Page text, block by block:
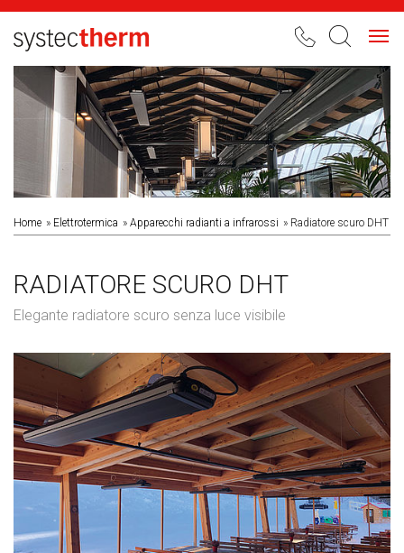
Home Elettrotermica Apparecchi radianti a infrarossi Radiatore scuro DHT
RADIATORE SCURO DHT
Elegante radiatore scuro senza luce visibile